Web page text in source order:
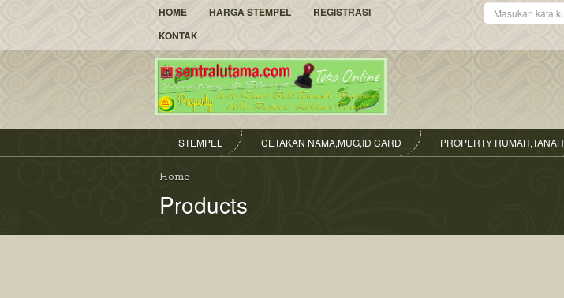
HOME HARGA STEMPEL
REGISTRASI
KONTAK
Kata
Kunci
STEMPEL CETAKAN NAMA,MUG,ID CARD PROPERTY RUMAH,TANAH
Home
Products